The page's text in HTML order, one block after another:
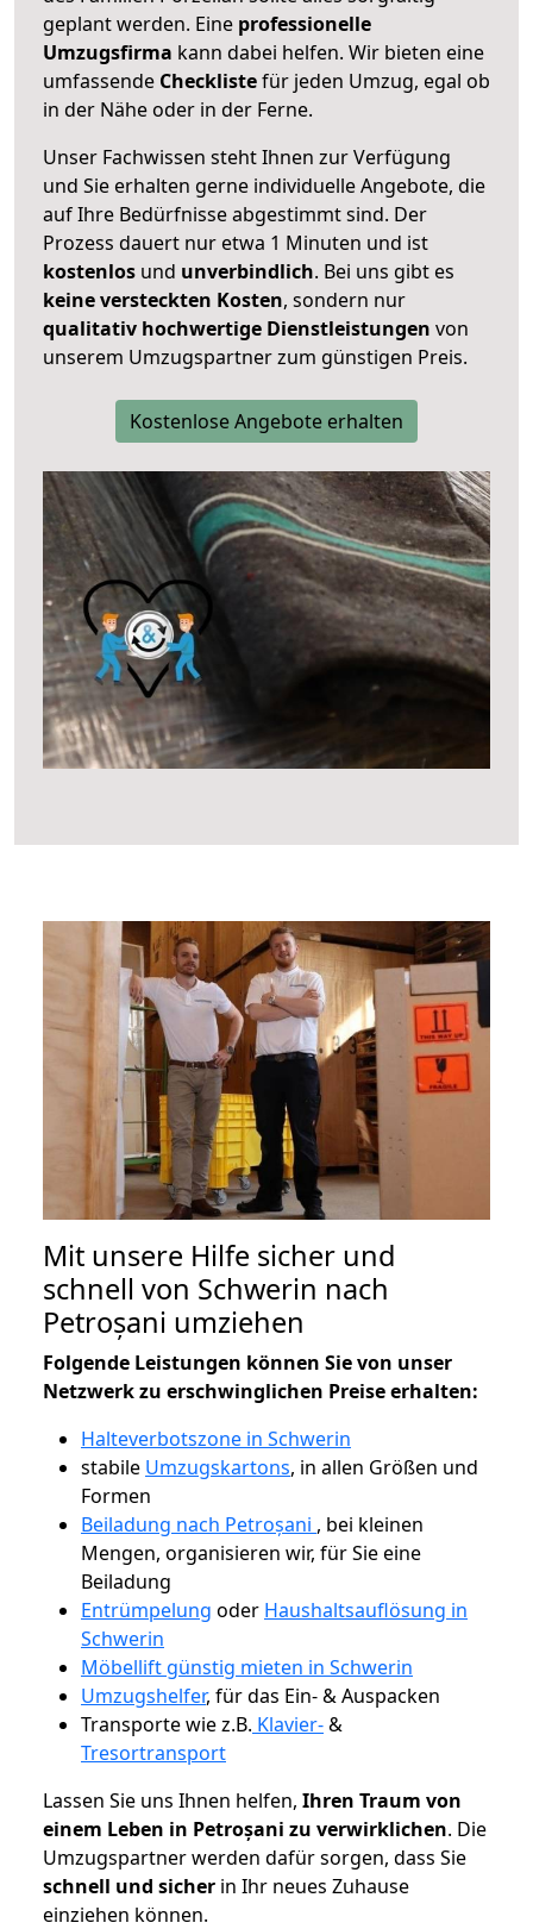
geplant werden. Eine professionelle
Umzugsfirma kann dabei helfen. Wir bieten eine
umfassende Checklistefür jeden Umzug, egal ob
in der Nähe oder in der Ferne.
Unser Fachwissen steht Ihnen zur Verfügung
und Sie erhalten gerne individuelle Angebote, die
auf Ihre Bedürfnisse abgestimmt sind. Der
Prozess dauert nur etwa 1 Minuten und ist
kostenlos und unverbindlich. Bei uns gibt es
keine versteckten Kosten, sondern nur
qualitativ hochwertige Dienstleistungen von
unserem Umzugspartner zum günstigen Preis.
Kostenlose Angebote erhalten
Mit unsere Hilfe sicher und
schnell von Schwerin nach
Petroșani umziehen
Folgende Leistungen können Sie von unser
Netzwerk zu erschwinglichen Preise erhalten:
Halteverbotszone in Schwerin
stabile Umzugskartons, in allen Größen und
Formen
Beiladung nach Petroșani , bei kleinen
Mengen, organisieren wir, für Sie eine
Beiladung
Entrümpelung oder Haushaltsauflösung in
Schwerin
Möbellift günstig mieten in Schwerin
Umzugshelfer, für das Ein- & Auspacken
Transporte wie z.B. Klavier-&
Tresortransport
Lassen Sie uns Ihnen helfen, Ihren Traum von
einem Leben in Petroșani zu verwirklichen. Die
Umzugspartner werden dafür sorgen, dass Sie
schnell und sicher in Ihr neues Zuhause
einziehen können.